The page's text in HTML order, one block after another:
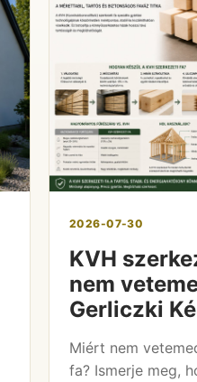
2026-07-30
KVH
nem
Gerliczki
Miért nem
fa? Ismerje meg,